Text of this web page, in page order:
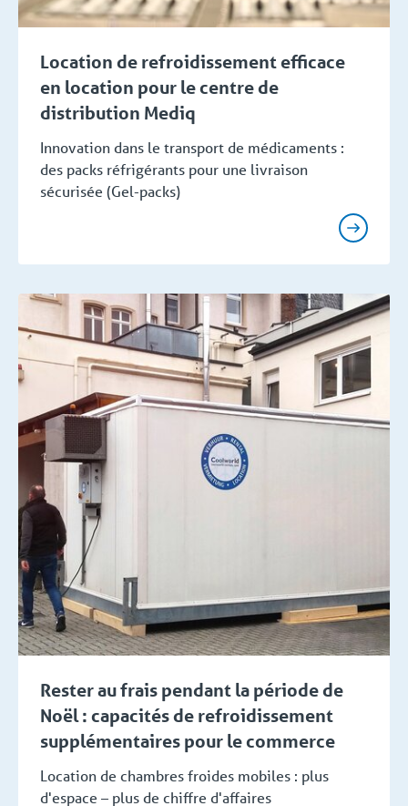
Location de refroidissement efficace
en location pour le centre de
distribution Mediq
Innovation dans le transport de médicaments :
des packs réfrigérants pour une livraison
sécurisée (Gel-packs)
Rester au frais pendant la période de
Noël : capacités de refroidissement
supplémentaires pour le commerce
Location de chambres froides mobiles : plus
d'espace – plus de chiffre d'affaires